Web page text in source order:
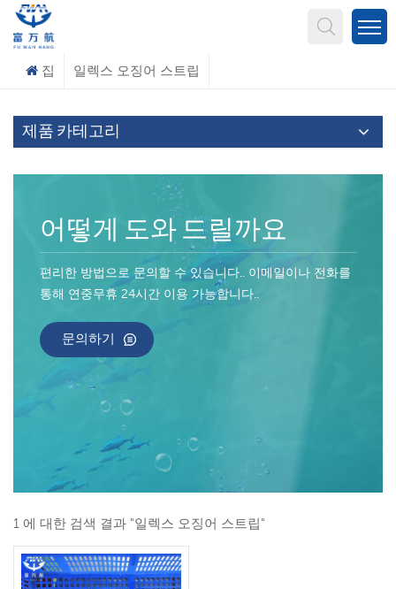
집 일렉스 오징어 스트립
제품 카테고리
어떻게 도와 드릴까요
편리한 방법으로 문의할 수 있습니다.. 이메일이나 전화를
통해 연중무휴 24시간 이용 가능합니다..
문의하기
1 에 대한 검색 결과 "일렉스 오징어 스트립"